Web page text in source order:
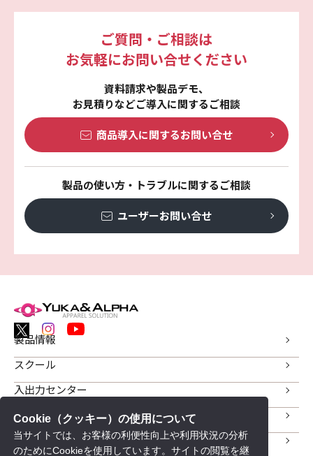
Cookie（クッキー）の使用について
当サイトでは、お客様の利便性向上や利用状況の分析
のためにCookieを使用しています。サイトの閲覧を継
ご質問・ご相談は
お気軽にお問い合せください
資料請求や製品デモ、
お見積りなどご導入に関するご相談
商品導入に関するお問い合せ
製品の使い方・トラブルに関するご相談
ユーザーお問い合せ
製品情報
スクール
入出力センター
人材紹介
サポート